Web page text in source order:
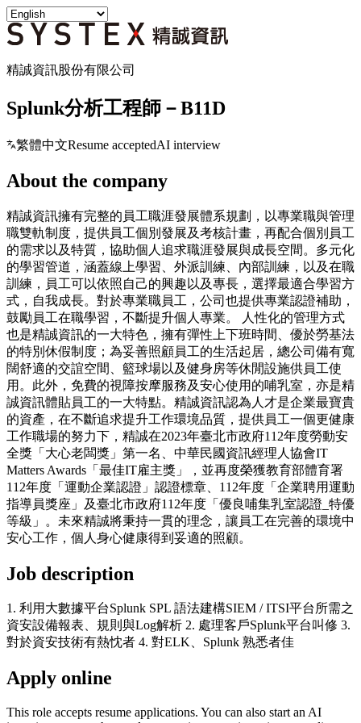
精誠資訊股份有限公司
Splunk分析工程師－B11D
繁體中文Resume acceptedAI interview
About the company
精誠資訊擁有完整的員工職涯發展體系規劃，以專業職與管理
職雙軌制度，提供員工個別發展及考核計畫，再配合個別員工
的需求以及特質，協助個人追求職涯發展與成長空間。多元化
的學習管道，涵蓋線上學習、外派訓練、內部訓練，以及在職
訓練，員工可以依照自己的興趣以及專長，選擇最適合學習方
式，自我成長。對於專業職員工，公司也提供專業認證補助，
鼓勵員工在職學習，不斷提升個人專業。 人性化的管理方式
也是精誠資訊的一大特色，擁有彈性上下班時間、優於勞基法
的特別休假制度；為妥善照顧員工的生活起居，總公司備有寬
闊舒適的交誼空間、籃球場以及健身房等休閒設施供員工使
用。此外，免費的視障按摩服務及安心使用的哺乳室，亦是精
誠資訊體貼員工的一大特點。精誠資訊認為人才是企業最寶貴
的資產，在不斷追求提升工作環境品質，提供員工一個更健康
工作職場的努力下，精誠在2023年臺北市政府112年度勞動安
全獎「大心老闆獎」第一名、中華民國資訊經理人協會IT
Matters Awards「最佳IT雇主獎」，並再度榮獲教育部體育署
112年度「運動企業認證」認證標章、112年度「企業聘用運動
指導員獎座」及臺北市政府112年度「優良哺集乳室認證_特優
等級」。未來精誠將秉持一貫的理念，讓員工在完善的環境中
安心工作，個人身心健康得到妥適的照顧。
Job description
1. 利用大數據平台Splunk SPL 語法建構SIEM / ITSI平台所需之
資安設備報表、規則與Log解析 2. 處理客戶Splunk平台叫修 3.
對於資安技術有熱忱者 4. 對ELK、Splunk 熟悉者佳
Apply online
This role accepts resume applications. You can also start an AI